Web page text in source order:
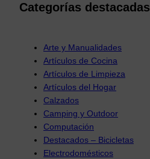
Categorías destacadas
Arte y Manualidades
Artículos de Cocina
Artículos de Limpieza
Artículos del Hogar
Calzados
Camping y Outdoor
Computación
Destacados – Bicicletas
Electrodomésticos